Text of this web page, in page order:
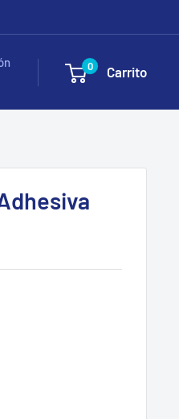
0 Carrito